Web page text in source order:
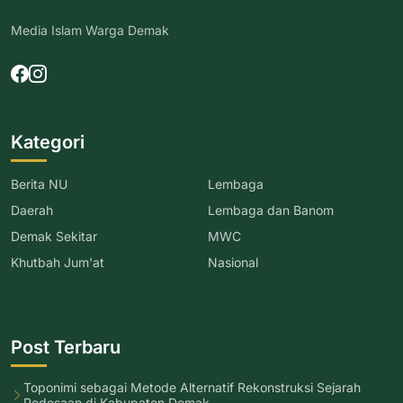
Media Islam Warga Demak
Kategori
Berita NU
Daerah
Demak Sekitar
Khutbah Jum'at
Lembaga
Lembaga dan Banom
MWC
Nasional
Post Terbaru
Toponimi sebagai Metode Alternatif Rekonstruksi Sejarah